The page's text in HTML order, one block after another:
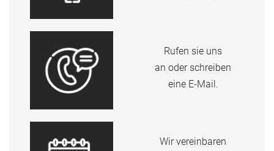
Rufen sie uns
an oder schreiben
eine E-Mail.
Wir vereinbaren